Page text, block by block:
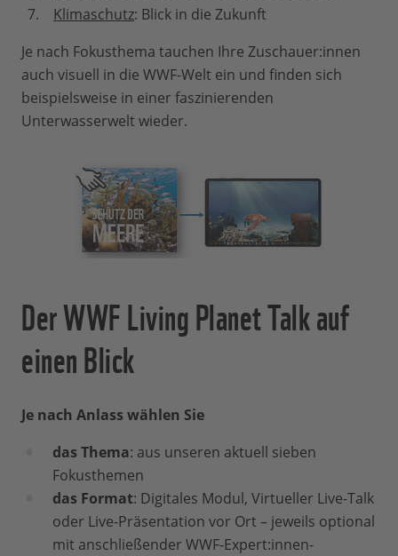
Klimaschutz: Blick in die Zukunft
Je nach Fokusthema tauchen Ihre Zuschauer:innen
auch visuell in die WWF-Welt ein und finden sich
beispielsweise in einer faszinierenden
Unterwasserwelt wieder.
Der WWF Living Planet Talk auf
einen Blick
Je nach Anlass wählen Sie
das Thema: aus unseren aktuell sieben
Fokusthemen
das Format: Digitales Modul, Virtueller Live-Talk
oder Live-Präsentation vor Ort – jeweils optional
mit anschließender WWF-Expert:innen-